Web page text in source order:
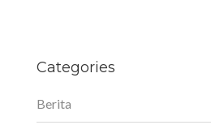
Categories
Berita